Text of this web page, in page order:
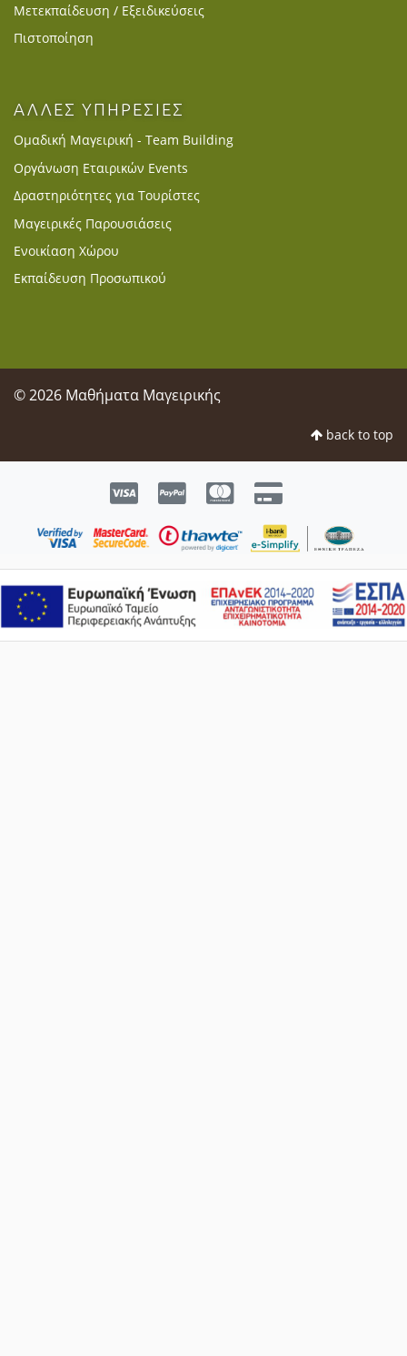
Μετεκπαίδευση / Εξειδικεύσεις
Πιστοποίηση
ΑΛΛΕΣ ΥΠΗΡΕΣΙΕΣ
Ομαδική Μαγειρική - Team Building
Οργάνωση Εταιρικών Events
Δραστηριότητες για Τουρίστες
Μαγειρικές Παρουσιάσεις
Ενοικίαση Χώρου
Εκπαίδευση Προσωπικού
© 2026 Μαθήματα Μαγειρικής
back to top